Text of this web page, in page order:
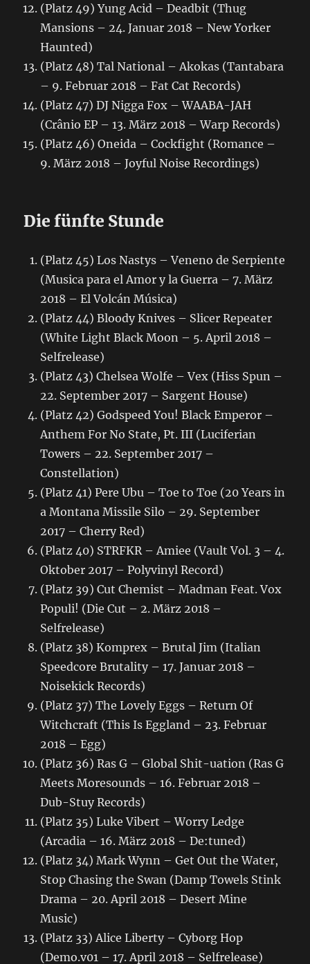
(Platz 49) Yung Acid – Deadbit (Thug
Mansions – 24. Januar 2018 – New Yorker
Haunted)
(Platz 48) Tal National – Akokas (Tantabara
– 9. Februar 2018 – Fat Cat Records)
(Platz 47) DJ Nigga Fox – WAABA-JAH
(Crânio EP – 13. März 2018 – Warp Records)
(Platz 46) Oneida – Cockfight (Romance –
9. März 2018 – Joyful Noise Recordings)
Die fünfte Stunde
(Platz 45) Los Nastys – Veneno de Serpiente
(Musica para el Amor y la Guerra – 7. März
2018 – El Volcán Música)
(Platz 44) Bloody Knives – Slicer Repeater
(White Light Black Moon – 5. April 2018 –
Selfrelease)
(Platz 43) Chelsea Wolfe – Vex (Hiss Spun –
22. September 2017 – Sargent House)
(Platz 42) Godspeed You! Black Emperor –
Anthem For No State, Pt. III (Luciferian
Towers – 22. September 2017 –
Constellation)
(Platz 41) Pere Ubu – Toe to Toe (20 Years in
a Montana Missile Silo – 29. September
2017 – Cherry Red)
(Platz 40) STRFKR – Amiee (Vault Vol. 3 – 4.
Oktober 2017 – Polyvinyl Record)
(Platz 39) Cut Chemist – Madman Feat. Vox
Populi! (Die Cut – 2. März 2018 –
Selfrelease)
(Platz 38) Komprex – Brutal Jim (Italian
Speedcore Brutality – 17. Januar 2018 –
Noisekick Records)
(Platz 37) The Lovely Eggs – Return Of
Witchcraft (This Is Eggland – 23. Februar
2018 – Egg)
(Platz 36) Ras G – Global Shit-uation (Ras G
Meets Moresounds – 16. Februar 2018 –
Dub-Stuy Records)
(Platz 35) Luke Vibert – Worry Ledge
(Arcadia – 16. März 2018 – De:tuned)
(Platz 34) Mark Wynn – Get Out the Water,
Stop Chasing the Swan (Damp Towels Stink
Drama – 20. April 2018 – Desert Mine
Music)
(Platz 33) Alice Liberty – Cyborg Hop
(Demo.v01 – 17. April 2018 – Selfrelease)